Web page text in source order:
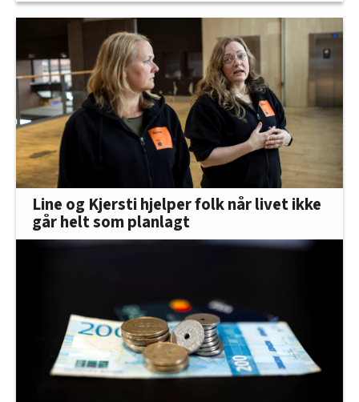
Line og Kjersti hjelper folk når livet ikke
går helt som planlagt